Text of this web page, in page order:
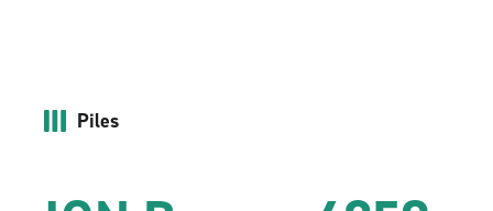
Piles